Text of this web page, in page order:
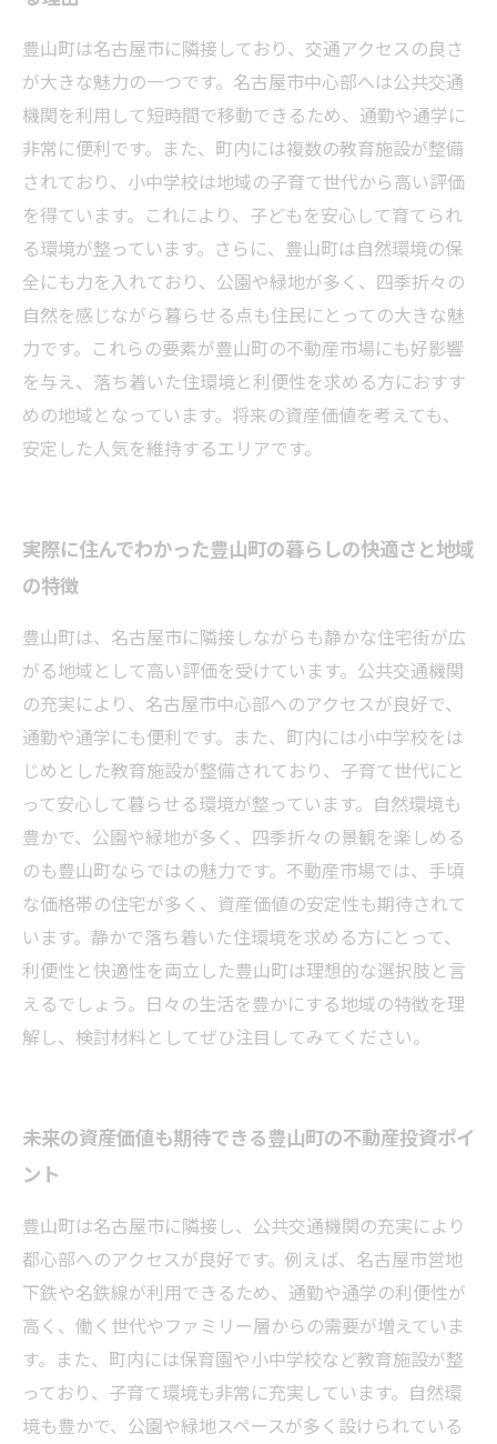
豊山町は名古屋市に隣接しており、交通アクセスの良さ
が大きな魅力の一つです。名古屋市中心部へは公共交通
機関を利用して短時間で移動できるため、通勤や通学に
非常に便利です。また、町内には複数の教育施設が整備
されており、小中学校は地域の子育て世代から高い評価
を得ています。これにより、子どもを安心して育てられ
る環境が整っています。さらに、豊山町は自然環境の保
全にも力を入れており、公園や緑地が多く、四季折々の
自然を感じながら暮らせる点も住民にとっての大きな魅
力です。これらの要素が豊山町の不動産市場にも好影響
を与え、落ち着いた住環境と利便性を求める方におすす
めの地域となっています。将来の資産価値を考えても、
安定した人気を維持するエリアです。
実際に住んでわかった豊山町の暮らしの快適さと地域
の特徴
豊山町は、名古屋市に隣接しながらも静かな住宅街が広
がる地域として高い評価を受けています。公共交通機関
の充実により、名古屋市中心部へのアクセスが良好で、
通勤や通学にも便利です。また、町内には小中学校をは
じめとした教育施設が整備されており、子育て世代にと
って安心して暮らせる環境が整っています。自然環境も
豊かで、公園や緑地が多く、四季折々の景観を楽しめる
のも豊山町ならではの魅力です。不動産市場では、手頃
な価格帯の住宅が多く、資産価値の安定性も期待されて
います。静かで落ち着いた住環境を求める方にとって、
利便性と快適性を両立した豊山町は理想的な選択肢と言
えるでしょう。日々の生活を豊かにする地域の特徴を理
解し、検討材料としてぜひ注目してみてください。
未来の資産価値も期待できる豊山町の不動産投資ポイ
ント
豊山町は名古屋市に隣接し、公共交通機関の充実により
都心部へのアクセスが良好です。例えば、名古屋市営地
下鉄や名鉄線が利用できるため、通勤や通学の利便性が
高く、働く世代やファミリー層からの需要が増えていま
す。また、町内には保育園や小中学校など教育施設が整
っており、子育て環境も非常に充実しています。自然環
境も豊かで、公園や緑地スペースが多く設けられている